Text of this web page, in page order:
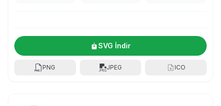
SVG İndir
PNG JPEG ICO